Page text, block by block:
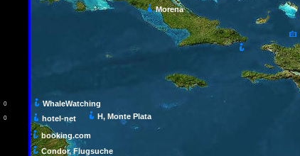
0
0
Morena
booking.com
Condor, Flugsuche
hotel-net
H, Monte Plata
WhaleWatching